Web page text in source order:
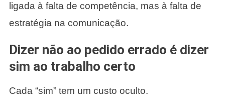
ligada à falta de competência, mas à falta de
estratégia na comunicação.
Dizer não ao pedido errado é dizer
sim ao trabalho certo
Cada “sim” tem um custo oculto.